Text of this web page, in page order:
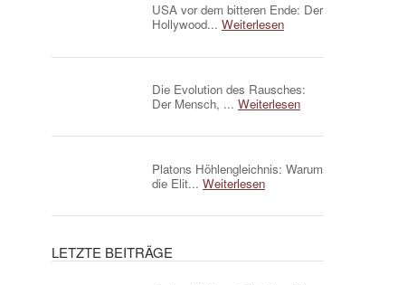
USA vor dem bitteren Ende: Der
Hollywood... Weiterlesen
Die Evolution des Rausches:
Der Mensch, ... Weiterlesen
Platons Höhlengleichnis: Warum
die Elit... Weiterlesen
LETZTE BEITRÄGE